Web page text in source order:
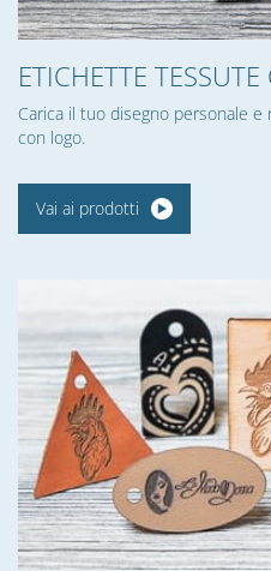
ETICHETTE
Carica il tuo disegno personale
con logo.
Vai ai prodotti